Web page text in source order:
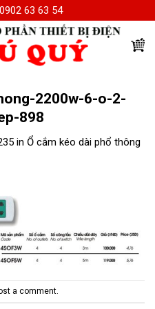
0902 63 63 54
2200w-6-o-2-
898
in Ổ cắm kéo dài phổ thông
a comment.